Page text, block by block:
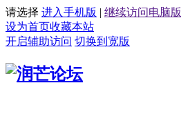
请选择 进入手机版 | 继续访问电脑版
设为首页收藏本站
开启辅助访问 切换到宽版